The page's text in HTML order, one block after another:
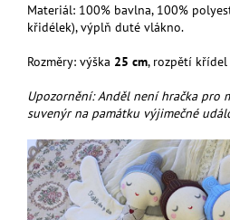
Materiál: 100% bavlna, 100%
křidélek), výplň duté vlákno.
Rozměry: výška 25 cm, rozpětí křídel
Upozornění: Anděl není hračka pro
suvenýr na památku výjimečné